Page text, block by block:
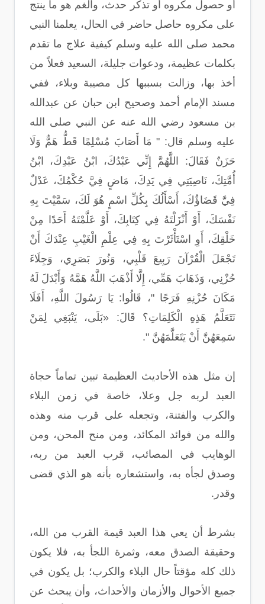
أو حصول مكروه أو تذكر حدث، والغم هو ما ينتج
على مكروه حاصل حاضر في الحال، يعلمنا النبي
محمد صلى الله عليه وسلم كيفية علاج ما تقدم
بكلمات عظيمة، ودعوات جليلة، السعيد فعلاً من
أخذ بها، وزالت بسببها كل مصيبة وبلاء، ففي
مسند الإمام أحمد وصحيح ابن حبان عن عبدالله
بن مسعود رضي الله عنه عن النبي صلى الله
عليه وسلم قال: " مَا أَصَابَ مُسْلِمًا قَطُّ هَمٌّ وَلَا
حَزَنٌ فَقَالَ: اللَّهُمَّ إِنِّي عَبْدُكَ، ابْنُ عَبْدِكَ، ابْنُ
أُمَّتِكَ، نَاصِيَتِي فِي يَدِكَ، مَاضٍ فِيَّ حُكْمُكَ، عَدْلٌ
فِيَّ قَضَاؤُكَ، أَسْأَلُكَ بِكُلِّ اسْمٍ هُوَ لَكَ، سَمَّيْتَ بِهِ
نَفْسَكَ، أَوْ أَنْزَلْتَهُ فِي كِتَابِكَ، أَوْ عَلَّمْتَهُ أَحَدًا مِنْ
خَلْقِكَ، أَوِ اسْتَأْثَرْتَ بِهِ فِي عِلْمِ الْغَيْبِ عِنْدَكَ أَنْ
تَجْعَلَ الْقُرْآنَ رَبِيعَ قَلْبِي، وَنُورَ بَصَرِي، وَجِلَاءَ
حُزْنِي، وَذَهَابَ هَمِّي، إِلَّا أَذْهَبَ اللَّهُ هَمَّهُ وَأَبْدَلَ لَهُ
مَكَانَ حُزْنِهِ فَرَجًا "، قَالُوا: يَا رَسُولَ اللَّهِ، أَفَلَا
نَتَعَلَّمُ هَذِهِ الْكَلِمَاتِ؟ قَالَ: «بَلَى، يَنْبَغِي لِمَنْ
سَمِعَهُنَّ أَنْ يَتَعَلَّمَهُنَّ ".
إن مثل هذه الأحاديث العظيمة تبين تماماً حجاة
العبد لربه جل وعلا، خاصة في زمن البلاء
والكرب والفتنة، وتجعله على قرب منه وهذه
والله من فوائد المكائد، ومن منح المحن، ومن
الوهايب في المصائب، قرب العبد من ربه،
وصدق لجأه به، واستشعاره بأنه هو الذي قضى
وقدر.
بشرط أن يعي هذا العبد قيمة القرب من الله،
وحقيقة الصدق معه، وثمرة اللجأ به، فلا يكون
ذلك كله مؤقتاً حال البلاء والكرب؛ بل يكون في
جميع الأحوال والأزمان والأحداث، وأن يبحث عن